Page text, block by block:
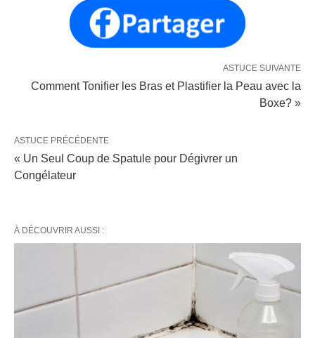
ASTUCE SUIVANTE
Comment Tonifier les Bras et Plastifier la Peau avec la
Boxe? »
ASTUCE PRÉCÉDENTE
« Un Seul Coup de Spatule pour Dégivrer un
Congélateur
À DÉCOUVRIR AUSSI :